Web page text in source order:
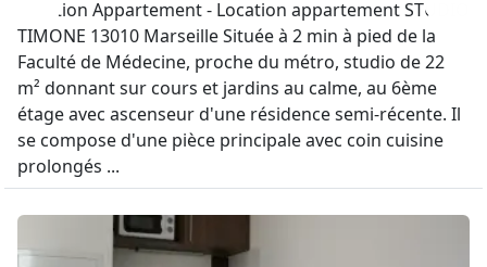
Location Appartement - Location appartement STUDIO
TIMONE 13010 Marseille Située à 2 min à pied de la
Faculté de Médecine, proche du métro, studio de 22
m² donnant sur cours et jardins au calme, au 6ème
étage avec ascenseur d'une résidence semi-récente. Il
se compose d'une pièce principale avec coin cuisine
prolongés ...